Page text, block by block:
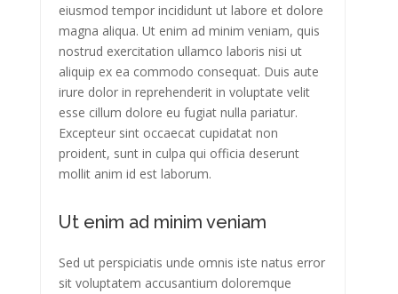
eiusmod tempor incididunt ut labore et dolore
magna aliqua. Ut enim ad minim veniam, quis
nostrud exercitation ullamco laboris nisi ut
aliquip ex ea commodo consequat. Duis aute
irure dolor in reprehenderit in voluptate velit
esse cillum dolore eu fugiat nulla pariatur.
Excepteur sint occaecat cupidatat non
proident, sunt in culpa qui officia deserunt
mollit anim id est laborum.
Ut enim ad minim veniam
Sed ut perspiciatis unde omnis iste natus error
sit voluptatem accusantium doloremque